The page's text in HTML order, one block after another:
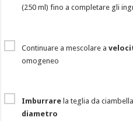
(250 ml) fino a completare gli
Continuare a mescolare a
omogeneo
Imburrare la teglia da
diametro